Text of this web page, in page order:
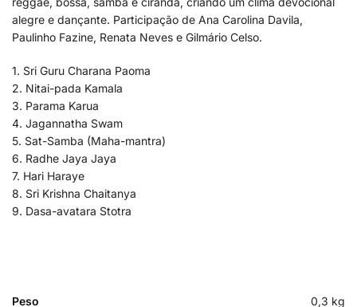
alegre e dançante. Participação de Ana Carolina Davila,
Paulinho Fazine, Renata Neves e Gilmário Celso.
1. Sri Guru Charana Paoma
2. Nitai-pada Kamala
3. Parama Karua
4. Jagannatha Swam
5. Sat-Samba (Maha-mantra)
6. Radhe Jaya Jaya
7. Hari Haraye
8. Sri Krishna Chaitanya
9. Dasa-avatara Stotra
Peso 0,3 kg